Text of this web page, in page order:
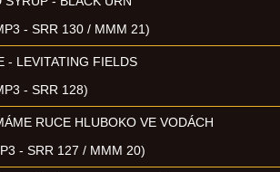
- SRR 130 / MMM 21)
- LEVITATING FIELDS
- SRR 128)
RUCE HLUBOKO VE VODÁCH
- SRR 127 / MMM 20)